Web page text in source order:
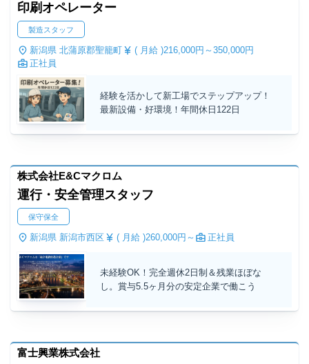
印刷オペレーター
製造スタッフ
新潟県 北蒲原郡聖籠町 ( 月給 )216,000円～ 350,000円
正社員
経験を活かして新工場でステップアップ！
最新設備・好環境！年間休日122日
株式会社E&Cマクロム
運行・安全管理スタッフ
保守保全
新潟県 新潟市西区 ( 月給 )260,000円～ 正社員
未経験OK！完全週休2日制＆残業ほぼな
し。賞与5.5ヶ月分の安定企業で働こう
富士興業株式会社